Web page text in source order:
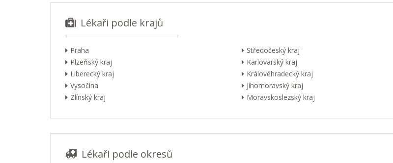
Lékaři podle krajů
Praha Středočeský kraj
Plzeňský kraj
Karlovarský kraj
Liberecký kraj
Královéhradecký kraj
Vysočina
Jihomoravský kraj
Zlínský kraj
Moravskoslezský kraj
Lékaři podle okresů